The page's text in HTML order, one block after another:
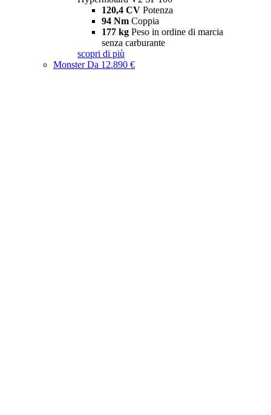
120,4 CV Potenza
94 Nm Coppia
177 kg Peso in ordine di marcia
senza carburante
scopri di più
MonsterDa 12.890 €